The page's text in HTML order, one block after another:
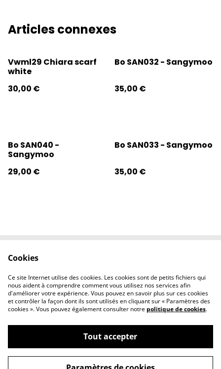
Articles connexes
Vwml29 Chiara scarf
white
30,00 €
Bo SAN032 - Sangymoo
35,00 €
Bo SAN040 -
Sangymoo
29,00 €
Bo SAN033 - Sangymoo
35,00 €
Contactez-nous
Politique de
confidentialité
Politique de
cookies
©2026l'éclipse
Cookies
Ce site Internet utilise des cookies. Les cookies sont de petits fichiers qui
nous aident à comprendre comment vous utilisez nos services afin
d'améliorer votre expérience. Vous pouvez en savoir plus sur ces cookies
et contrôler la façon dont ils sont utilisés en cliquant sur « Paramètres des
cookies ». Vous pouvez également consulter notre politique de cookies.
Tout accepter